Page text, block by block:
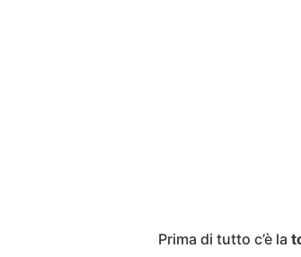
Prima di tutto c’è la